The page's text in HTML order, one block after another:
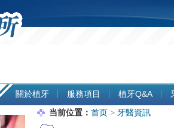
關於植牙 服務項目 植牙Q&A
当前位置： 首页 > 牙醫資訊